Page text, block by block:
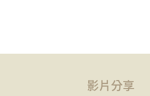
影片分享